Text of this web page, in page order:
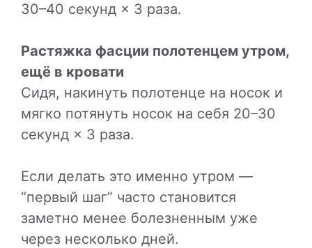
30–40 секунд × 3 раза.
Растяжка фасции полотенцем утром,
ещё в кровати
Сидя, накинуть полотенце на носок и
мягко потянуть носок на себя 20–30
секунд × 3 раза.
Если делать это именно утром —
“первый шаг” часто становится
заметно менее болезненным уже
через несколько дней.